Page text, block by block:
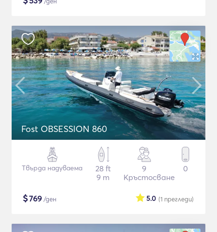
Fost OBSESSION 860
Твърда надуваема
28 ft
9 m
9
Кръстосване
0
$769 /ден (1 прегледи)
5.0